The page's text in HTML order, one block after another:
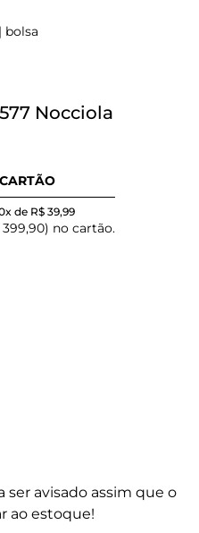
| bolsa
Nocciola
CARTÃO
de R$ 39,99
399,90) no cartão.
ser avisado assim que o
ao estoque!